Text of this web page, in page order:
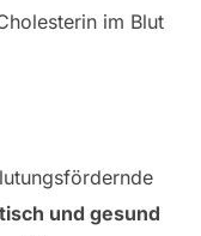
im Blut
und gesund